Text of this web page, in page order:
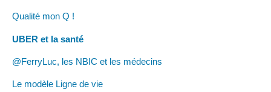
Qualité mon Q !
UBER et la santé
@FerryLuc, les NBIC et les médecins
Le modèle Ligne de vie